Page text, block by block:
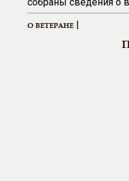
О ВЕТЕРАНЕ |